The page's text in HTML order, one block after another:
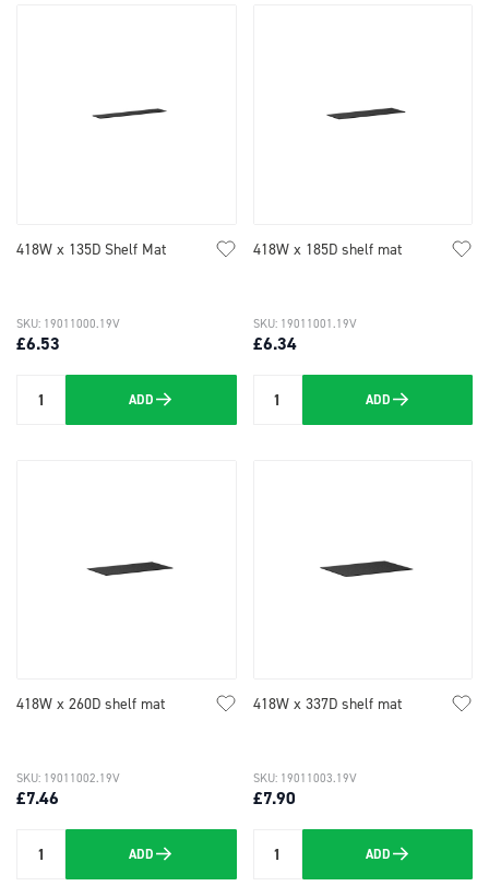
418W x 135D Shelf Mat
£6.53
SKU: 19011000.19V
Quantity ADD
418W x 185D shelf mat
£6.34
SKU: 19011001.19V
Quantity ADD
418W x 260D shelf mat
£7.46
SKU: 19011002.19V
Quantity ADD
418W x 337D shelf mat
£7.90
SKU: 19011003.19V
Quantity ADD